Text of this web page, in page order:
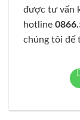
được tư vấn
hotline
chúng tôi để